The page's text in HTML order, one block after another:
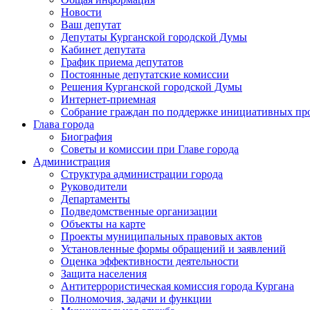
Новости
Ваш депутат
Депутаты Курганской городской Думы
Кабинет депутата
График приема депутатов
Постоянные депутатские комиссии
Решения Курганской городской Думы
Интернет-приемная
Собрание граждан по поддержке инициативных
Глава города
Биография
Советы и комиссии при Главе города
Администрация
Структура администрации города
Руководители
Департаменты
Подведомственные организации
Объекты на карте
Проекты муниципальных правовых актов
Установленные формы обращений и заявлений
Оценка эффективности деятельности
Защита населения
Антитеррористическая комиссия города Кургана
Полномочия, задачи и функции